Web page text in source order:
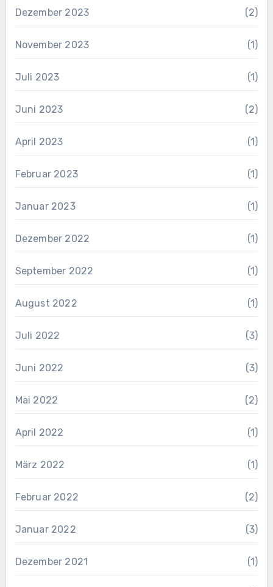
Dezember 2023 (2)
November 2023 (1)
Juli 2023 (1)
Juni 2023 (2)
April 2023 (1)
Februar 2023 (1)
Januar 2023 (1)
Dezember 2022 (1)
September 2022 (1)
August 2022 (1)
Juli 2022 (3)
Juni 2022 (3)
Mai 2022 (2)
April 2022 (1)
März 2022 (1)
Februar 2022 (2)
Januar 2022 (3)
Dezember 2021 (1)